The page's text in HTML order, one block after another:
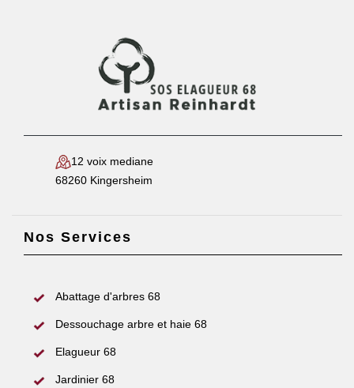
12 voix mediane
68260 Kingersheim
Nos Services
Abattage d'arbres 68
Dessouchage arbre et haie 68
Elagueur 68
Jardinier 68